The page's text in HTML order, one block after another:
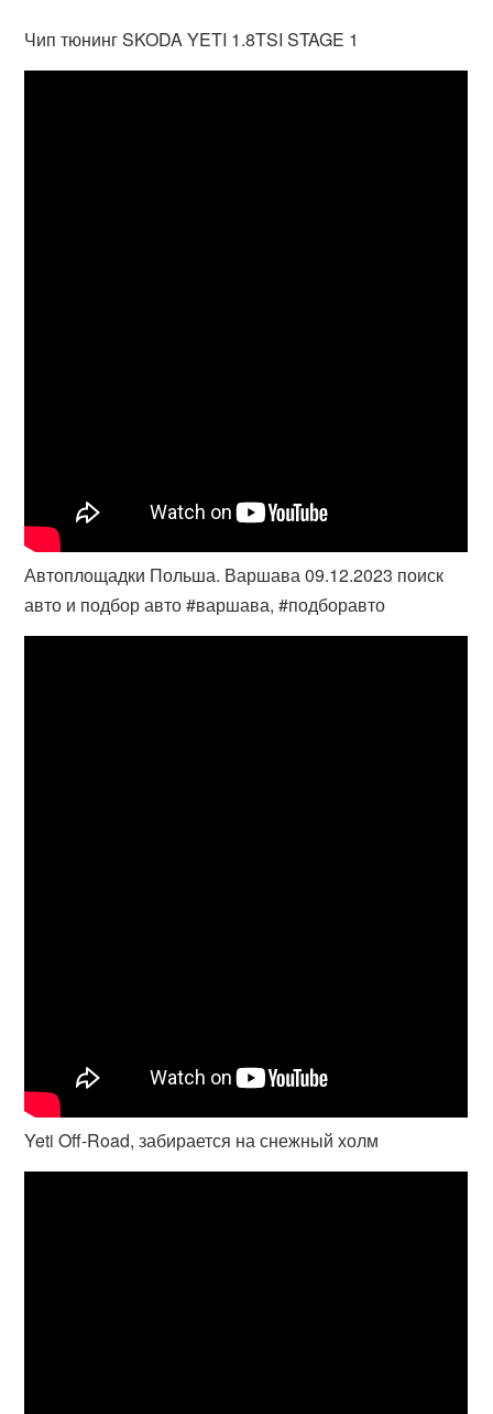
Чип тюнинг SKODA YETI 1.8TSI STAGE 1
Автоплощадки Польша. Варшава 09.12.2023 поиск
авто и подбор авто #варшава, #подборавто
Yeti Off-Road, забирается на снежный холм